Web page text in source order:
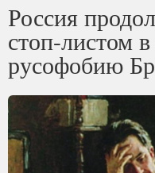
Россия
стоп-листом
русофобию